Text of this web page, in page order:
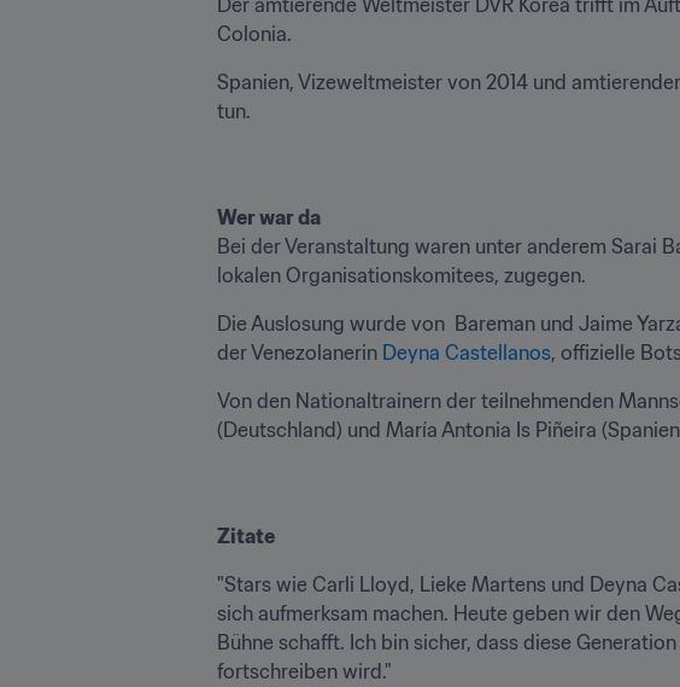
Der amtierende Weltmeister DVR Korea trifft im
Colonia.
Spanien, Vizeweltmeister von 2014 und
tun.
Wer war da
Bei der Veranstaltung waren unter anderem Sarai
lokalen Organisationskomitees, zugegen.
Die Auslosung wurde von  Bareman und Jaime
der Venezolanerin Deyna Castellanos, offizielle
Von den Nationaltrainern der teilnehmenden
(Deutschland) und María Antonia Is Piñeira
Zitate
"Stars wie Carli Lloyd, Lieke Martens und Deyna
sich aufmerksam machen. Heute geben wir den
Bühne schafft. Ich bin sicher, dass diese